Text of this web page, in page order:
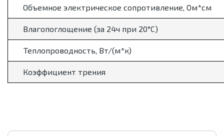
Объемное электрическое сопротивление, Ом*см
Влагопоглощение (за 24ч при 20°С)
Теплопроводность, Вт/(м*к)
Коэффициент трения